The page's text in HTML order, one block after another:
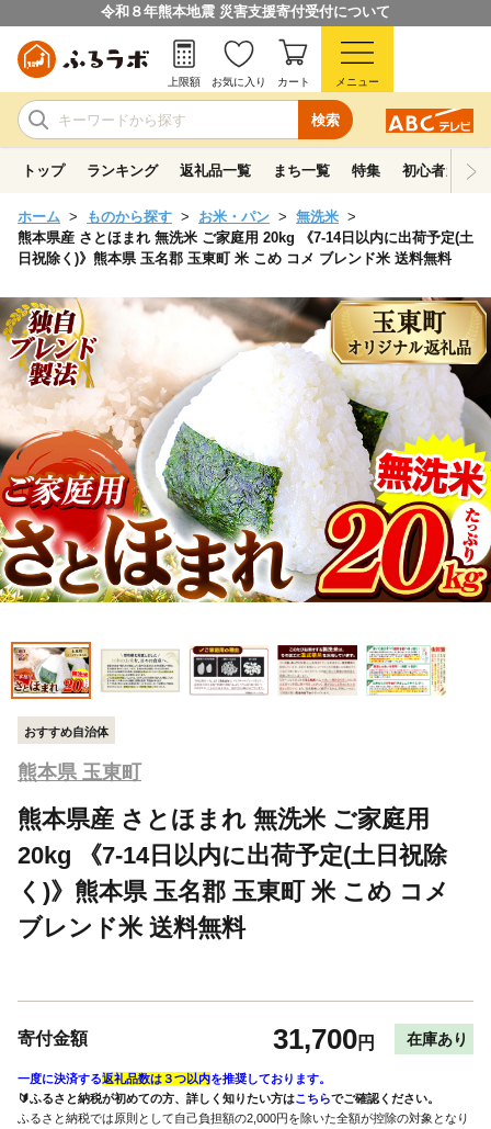
令和８年熊本地震 災害支援寄付受付について
検索
上限額 お気に入り カート メニュー
トップ ランキング 返礼品一覧 まち一覧 特集 初心者ガイド
ホーム ものから探す お米・パン
無洗米
熊本県産 さとほまれ 無洗米 ご家庭用 20kg 《7-14日以内に出荷予定(土
日祝除く)》熊本県 玉名郡 玉東町 米 こめ コメ ブレンド米 送料無料
おすすめ自治体
熊本県 玉東町
熊本県産 さとほまれ 無洗米 ご家庭用
20kg 《7-14日以内に出荷予定(土日祝除
く)》熊本県 玉名郡 玉東町 米 こめ コメ
ブレンド米 送料無料
寄付金額 31,700円 在庫あり
一度に決済する返礼品数は３つ以内を推奨しております。
🔰ふるさと納税が初めての方、詳しく知りたい方はこちらでご確認ください。
ふるさと納税では原則として自己負担額の2,000円を除いた全額が控除の対象となり